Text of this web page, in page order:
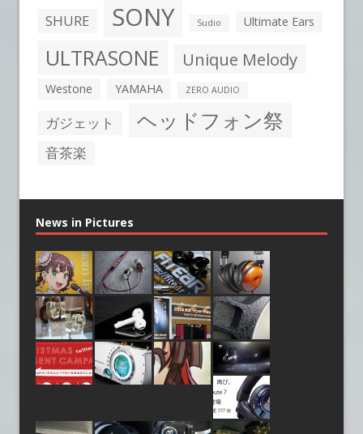
SHURE SONY Sudio Ultimate Ears
ULTRASONE Unique Melody
Westone YAMAHA ZERO AUDIO
ガジェット ヘッドフォン祭
音茶楽
News in Pictures